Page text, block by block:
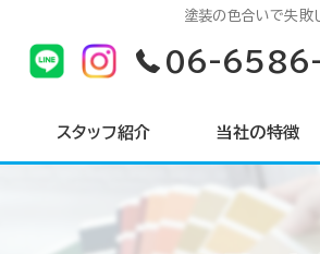
塗装の色合いで失敗
06-
スタッフ紹介 当社の特徴